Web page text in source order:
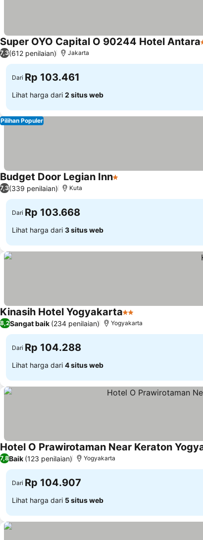
Super OYO Capital O 90244 Hotel Antara
7,3(612 penilaian) Jakarta
Dari Rp 103.461
Lihat harga dari 2 situs web
Pilihan Populer
Budget Door Legian Inn1 Bintang
7,3(339 penilaian) Kuta
Dari Rp 103.668
Lihat harga dari 3 situs web
Kinasih Hotel Yogyakarta2 Bintang
8,2Sangat baik (234 penilaian) Yogyakarta
Dari Rp 104.288
Lihat harga dari 4 situs web
Hotel O Prawirotaman Near Keraton
7,8Baik (123 penilaian) Yogyakarta
Dari Rp 104.907
Lihat harga dari 5 situs web